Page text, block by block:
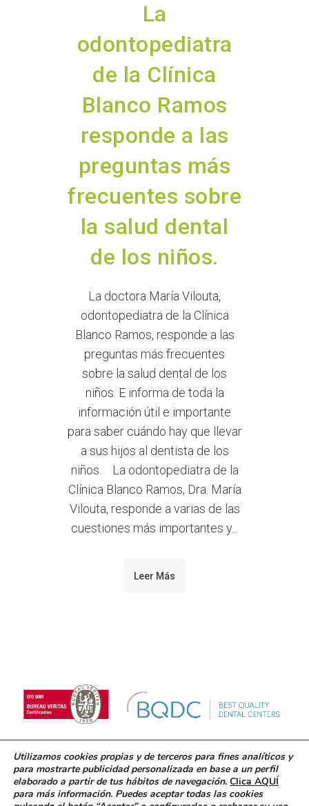
La
odontopediatra
de la Clínica
Blanco Ramos
responde a las
preguntas más
frecuentes sobre
la salud dental
de los niños.
La doctora María Vilouta,
odontopediatra de la Clínica
Blanco Ramos, responde a las
preguntas más frecuentes
sobre la salud dental de los
niños. E informa de toda la
información útil e importante
para saber cuándo hay que llevar
a sus hijos al dentista de los
niños. La odontopediatra de la
Clínica Blanco Ramos, Dra. María
Vilouta, responde a varias de las
cuestiones más importantes y...
Leer Más
© 2018 Clínica Blanco Ramos. Inscrita en el registro
sanitario C-15-000832
Utilizamos cookies propias y de terceros para fines analíticos y
para mostrarte publicidad personalizada en base a un perfil
elaborado a partir de tus hábitos de navegación. Clica AQUÍ
para más información. Puedes aceptar todas las cookies